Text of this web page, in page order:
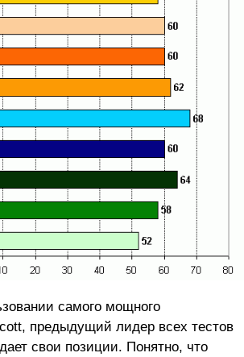
самого мощного
предыдущий лидер всех тестов
свои позиции. Понятно, что